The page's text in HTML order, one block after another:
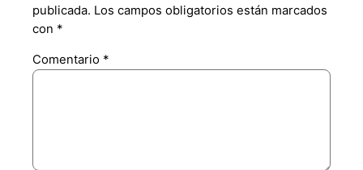
publicada. Los campos obligatorios están marcados
con *
Comentario *